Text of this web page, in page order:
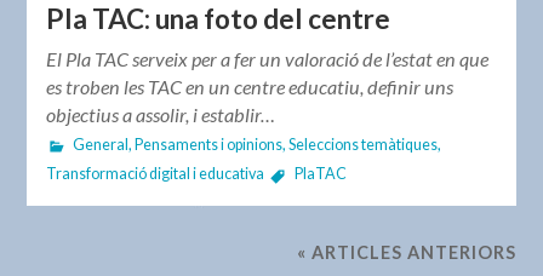
Pla TAC: una foto del centre
El Pla TAC serveix per a fer un valoració de l’estat en que
es troben les TAC en un centre educatiu, definir uns
objectius a assolir, i establir…
General , Pensaments i opinions, Seleccions temàtiques,
Transformació digital i educativa
PlaTAC
« ARTICLES ANTERIORS